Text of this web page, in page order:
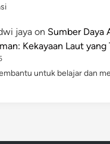
jaya on Sumber Daya
Kekayaan Laut yang
untuk belajar dan